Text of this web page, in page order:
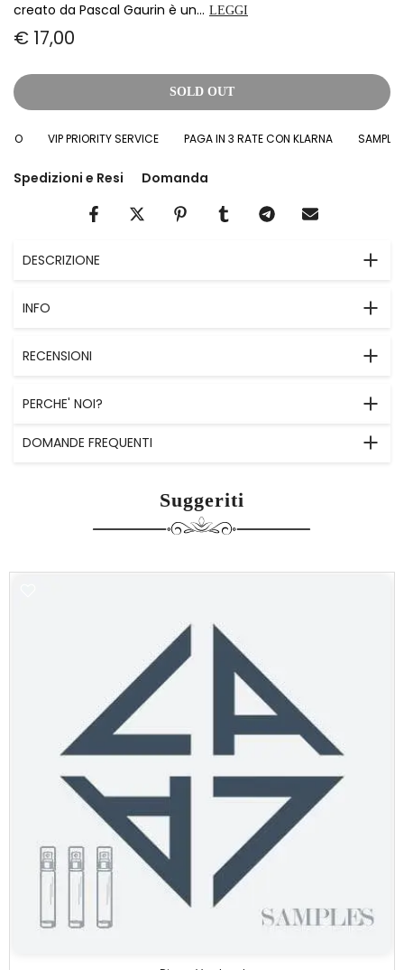
creato da Pascal Gaurin è un... LEGGI
€ 17,00
SOLD OUT
VIP PRIORITY SERVICE PAGA IN 3 RATE CON KLARNA SAMPLES
Spedizioni e Resi Domanda
DESCRIZIONE
INFO
RECENSIONI
PERCHE' NOI?
DOMANDE FREQUENTI
Suggeriti